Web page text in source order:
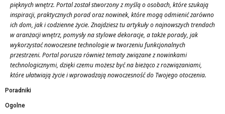
pięknych wnętrz. Portal został stworzony z myślą o osobach, które szukają
inspiracji, praktycznych porad oraz nowinek, które mogą odmienić zarówno
ich dom, jak i codzienne życie. Znajdziesz tu artykuły o najnowszych trendach
w aranżacji wnętrz, pomysły na stylowe dekoracje, a także porady, jak
wykorzystać nowoczesne technologie w tworzeniu funkcjonalnych
przestrzeni. Portal porusza również tematy związane z nowinkami
technologicznymi, dzięki czemu możesz być na bieżąco z rozwiązaniami,
które ułatwiają życie i wprowadzają nowoczesność do Twojego otoczenia.
Poradniki
Ogolne